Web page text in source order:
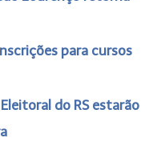
para cursos
do RS estarão